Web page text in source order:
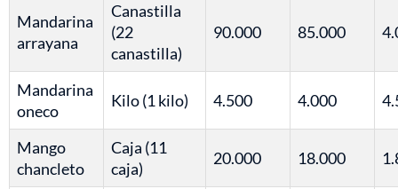
Mandarina
arrayana
Canastilla
(22
canastilla)
90.000 85.000
Mandarina
oneco
Kilo (1 kilo) 4.500 4.000
Mango
chancleto
Caja (11
caja)
20.000 18.000